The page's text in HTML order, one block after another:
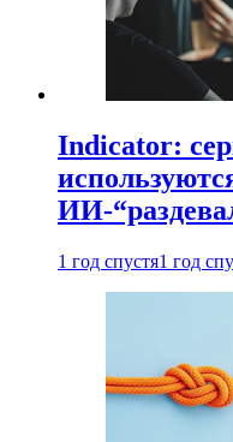
Indicator:
ИИ-
1 год спустя1 год